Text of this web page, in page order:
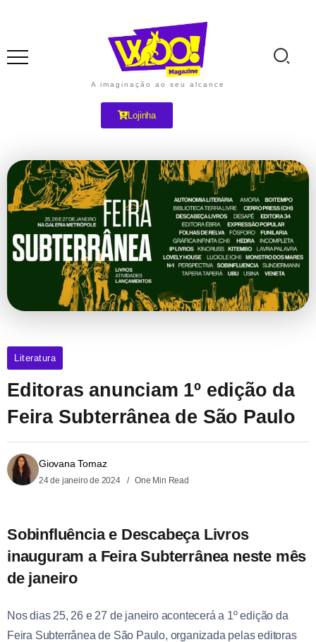
A imaginação ao seu alcance
Lojinha
Literatura
Editoras anunciam 1º edição da
Feira Subterrânea de São Paulo
Giovana Tomaz
24 de janeiro de 2024 One Min Read
Sobinfluência e Descabeça Livros
inauguram a Feira Subterrânea neste mês
de janeiro
Nos dias 25, 26 e 27 de janeiro acontecerá a 1º edição da
Feira Subterrânea de São Paulo, organizada pelas editoras